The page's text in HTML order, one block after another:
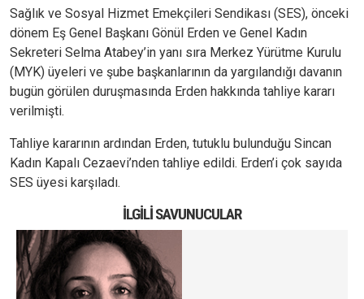
Sağlık ve Sosyal Hizmet Emekçileri Sendikası (SES), önceki
dönem Eş Genel Başkanı Gönül Erden ve Genel Kadın
Sekreteri Selma Atabey’in yanı sıra Merkez Yürütme Kurulu
(MYK) üyeleri ve şube başkanlarının da yargılandığı davanın
bugün görülen duruşmasında Erden hakkında tahliye kararı
verilmişti.
Tahliye kararının ardından Erden, tutuklu bulunduğu Sincan
Kadın Kapalı Cezaevi’nden tahliye edildi. Erden’i çok sayıda
SES üyesi karşıladı.
İLGILI SAVUNUCULAR